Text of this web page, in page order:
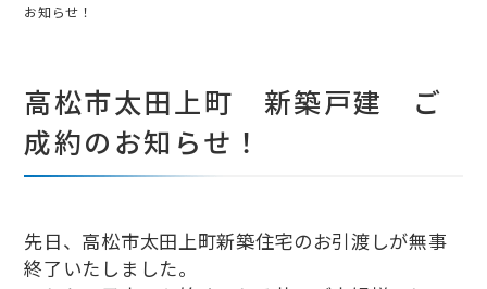
お知らせ！
高松市太田上町 新築戸建 ご
成約のお知らせ！
先日、高松市太田上町新築住宅のお引渡しが無事
終了いたしました。